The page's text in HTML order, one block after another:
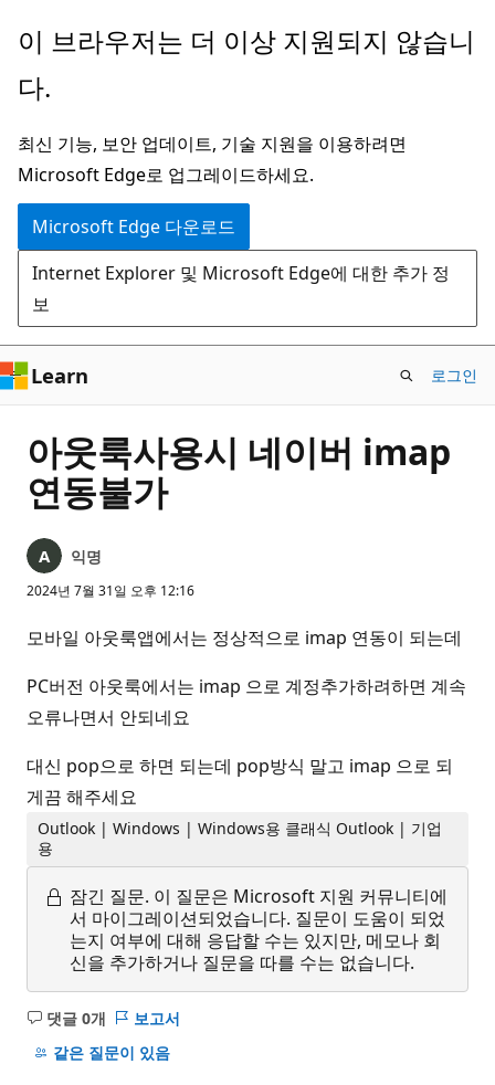
주
콘
츠
로
건
너
뛰
기
이 브라우저는 더 이상 지원되지 않습니
다.
최신 기능, 보안 업데이트, 기술 지원을 이용하려면
Microsoft Edge로 업그레이드하세요.
Microsoft Edge 다운로드
Internet Explorer 및 Microsoft Edge에 대한 추가 정
보
Learn 로그인
아웃룩사용시 네이버 imap
연동불가
익명
2024년 7월 31일 오후 12:16
모바일 아웃룩앱에서는 정상적으로 imap 연동이 되는데
PC버전 아웃룩에서는 imap 으로 계정추가하려하면 계속
오류나면서 안되네요
대신 pop으로 하면 되는데 pop방식 말고 imap 으로 되
게끔 해주세요
Outlook | Windows | Windows용 클래식 Outlook | 기업
용
잠긴 질문. 이 질문은 Microsoft 지원 커뮤니티에
서 마이그레이션되었습니다. 질문이 도움이 되었
는지 여부에 대해 응답할 수는 있지만, 메모나 회
신을 추가하거나 질문을 따를 수는 없습니다.
댓글 0개
설
명
보고서
같은 질문이 있음